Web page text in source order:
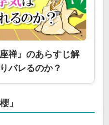
禅』のあらすじ解
バレるのか？
」